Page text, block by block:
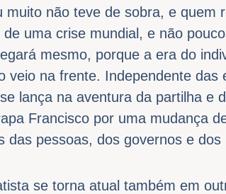
muito não teve de sobra, e quem
uma crise mundial, e não
mesmo, porque a era do
veio na frente. Independente das
lança na aventura da partilha e
Francisco por uma mudança
das pessoas, dos governos e dos
se torna atual também em